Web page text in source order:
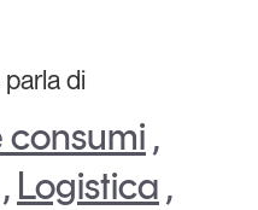
di
consumi ,
, Logistica ,